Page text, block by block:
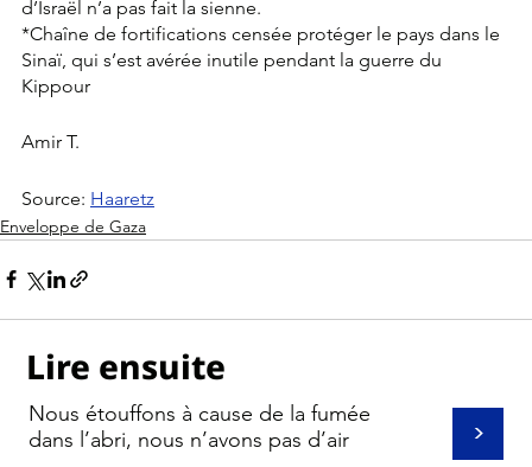
Lire ensuite
>
Nous étouffons à cause de la fumée
dans l’abri, nous n’avons pas d’air
d’Israël n’a pas fait la sienne.
*Chaîne de fortifications censée protéger le pays dans le
Sinaï, qui s’est avérée inutile pendant la guerre du
Kippour
Amir T.
Source: Haaretz
Enveloppe de Gaza